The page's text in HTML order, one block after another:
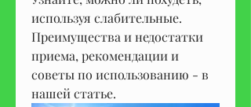
используя слабительные.
Преимущества и недостатки
приема, рекомендации и
советы по использованию - в
нашей статье.